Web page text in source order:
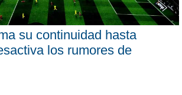
su continuidad hasta
los rumores de